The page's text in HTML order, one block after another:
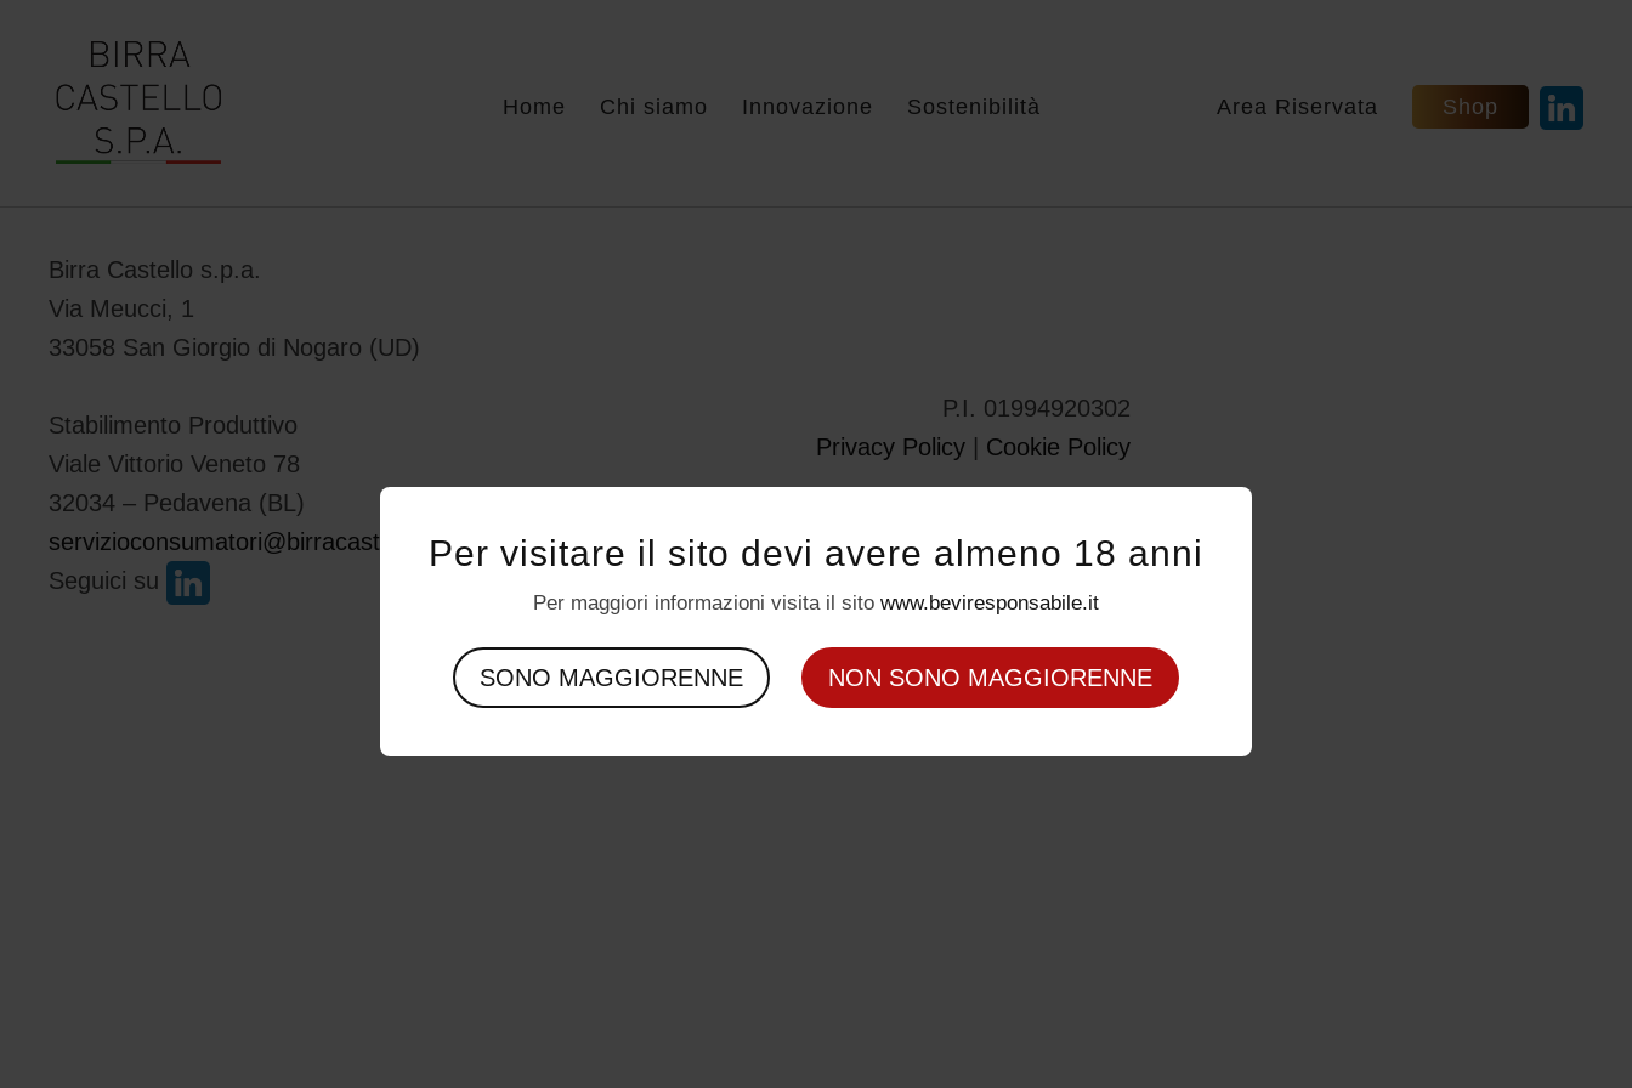
Home Chi siamo Innovazione Sostenibilità Area Riservata Shop
Birra Castello s.p.a.
Via Meucci, 1
33058 San Giorgio di Nogaro (UD)
Stabilimento Produttivo
Viale Vittorio Veneto 78
32034 – Pedavena (BL)
servizioconsumatori@birracastello.it
Seguici su
P.I. 01994920302
Privacy Policy
Cookie Policy
Per visitare il sito devi avere almeno 18 anni
Per maggiori informazioni visita il sito www.beviresponsabile.it
SONO MAGGIORENNE NON SONO MAGGIORENNE